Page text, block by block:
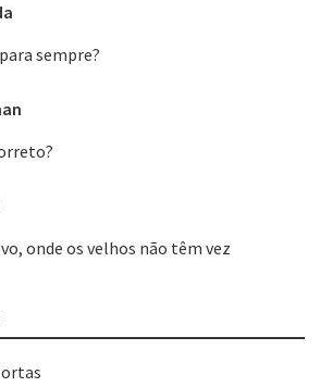
sempre?
onde os velhos não têm vez